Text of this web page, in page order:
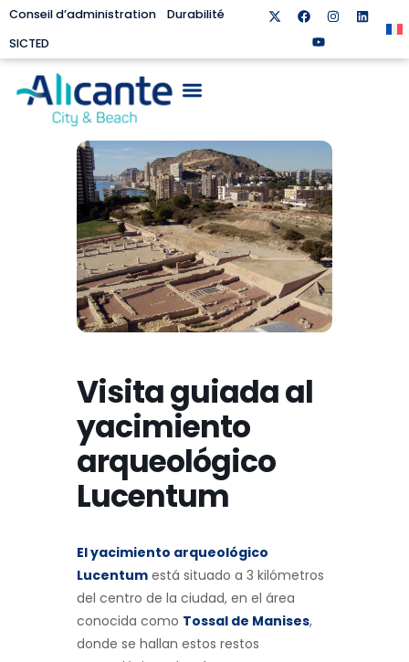
Conseil d’administration
Durabilité
SICTED
Visita guiada al
yacimiento
arqueológico
Lucentum
El yacimiento arqueológico
Lucentum está situado a 3 kilómetros
del centro de la ciudad, en el área
conocida como Tossal de Manises,
donde se hallan estos restos